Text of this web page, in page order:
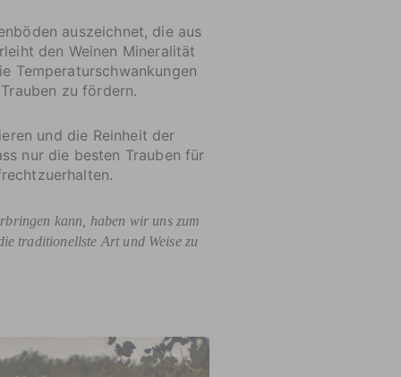
auszeichnet, die aus
den Weinen Mineralität
Temperaturschwankungen
zu fördern.
und die Reinheit der
nur die besten Trauben für
kann, haben wir uns zum
traditionellste Art und Weise zu